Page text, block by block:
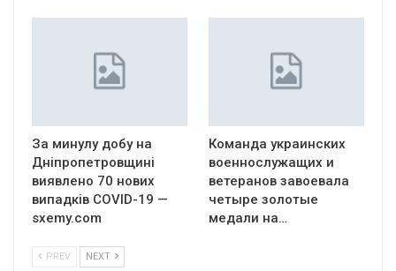
За минулу добу на
Дніпропетровщині
виявлено 70 нових
випадків COVID-19 —
sxemy.com
Команда украинских
военнослужащих и
ветеранов завоевала
четыре золотые
медали на…
PREV NEXT